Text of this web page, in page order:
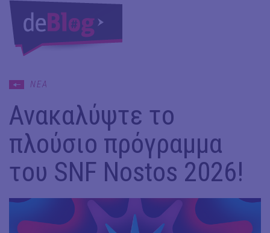
ΝΕΑ
Ανακαλύψτε το
πλούσιο πρόγραμμα
του SNF Nostos 2026!